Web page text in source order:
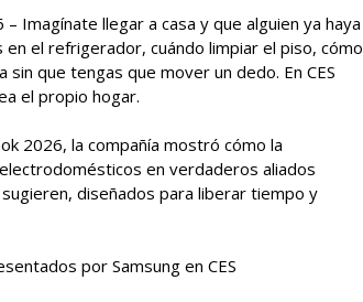
Imagínate llegar a casa y que alguien ya haya
el refrigerador, cuándo limpiar el piso, cómo
que tengas que mover un dedo. En CES
el propio hogar.
2026, la compañía mostró cómo la
en verdaderos aliados
diseñados para liberar tiempo y
por Samsung en CES